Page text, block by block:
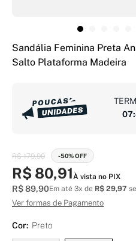
Sandália Feminina Preta
Salto Plataforma Madeira
07:
R$ 179,90 -50% OFF
R$ 80,91À vista no PIX
R$ 89,90Em até 3x de R$ 29,97
Ver formas de Pagamento
Cor: Preto